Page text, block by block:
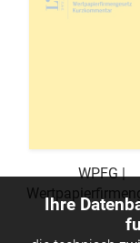
WPFG |
Ihre